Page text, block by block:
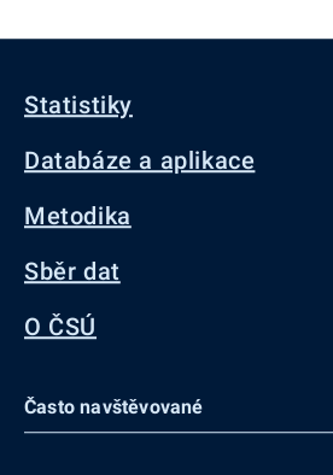
Statistiky
Databáze a aplikace
Metodika
Sběr dat
O ČSÚ
Často navštěvované